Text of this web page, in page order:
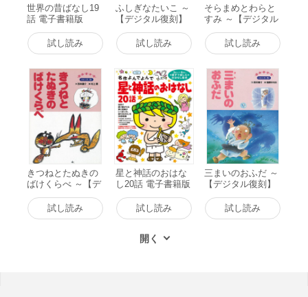
世界の昔ばなし19
話 電子書籍版
試し読み
ふしぎなたいこ ～
【デジタル復刻】
語りつぐ名作絵本
～ 電子書籍版
試し読み
そらまめとわらと
すみ ～【デジタル
復刻】語りつぐ名
作絵本～ 電子書籍
版
試し読み
きつねとたぬきの
ばけくらべ ～【デ
ジタル復刻】語り
つぐ名作絵本～ 電
子書籍版
試し読み
星と神話のおはな
し20話 電子書籍版
試し読み
三まいのおふだ ～
【デジタル復刻】
語りつぐ名作絵本
～ 電子書籍版
試し読み